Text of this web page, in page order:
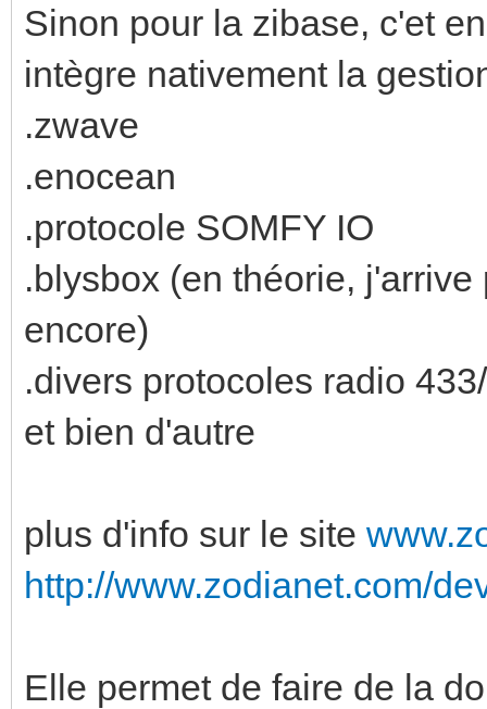
Sinon pour la zibase, c'et
intègre nativement la
.zwave
.enocean
.protocole SOMFY IO
.blysbox (en théorie,
encore)
.divers protocoles radio
et bien d'autre
plus d'info sur le site
http://www.zodianet.com/
Elle permet de faire de la